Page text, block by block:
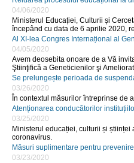
04/06/2020
Ministerul Educației, Culturii și
începând cu data de 6 aprilie 2020,
Al XI-lea Congres Internațional al
04/05/2020
Avem deosebita onoare de a Vă
Ştiinţifică a Geneticienilor şi
Se prelungește perioada de
03/26/2020
În contextul măsurilor întreprinse de
Atenționarea conducătorilor
03/25/2020
Ministerul educației, culturii și
coronavirus.
Măsuri suplimentare pentru
03/23/2020